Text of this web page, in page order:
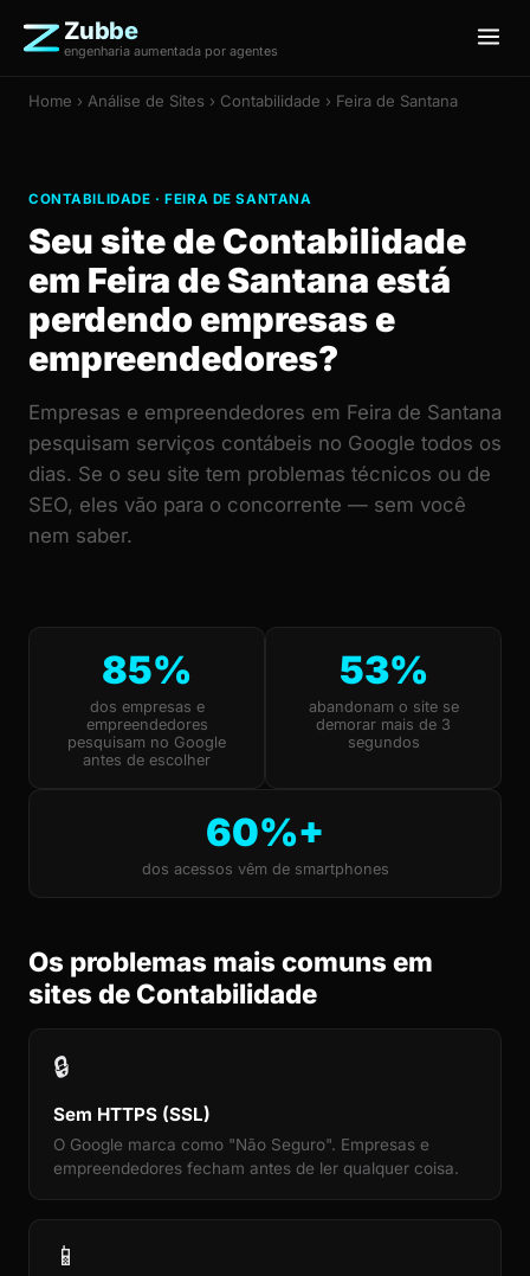
Zubbe
engenharia aumentada por agentes
Home › Análise de Sites › Contabilidade › Feira de Santana
CONTABILIDADE · FEIRA DE SANTANA
Seu site de Contabilidade
em Feira de Santana está
perdendo empresas e
empreendedores?
Empresas e empreendedores em Feira de Santana
pesquisam serviços contábeis no Google todos os
dias. Se o seu site tem problemas técnicos ou de
SEO, eles vão para o concorrente — sem você
nem saber.
85%
dos empresas e
empreendedores
pesquisam no Google
antes de escolher
53%
abandonam o site se
demorar mais de 3
segundos
60%+
dos acessos vêm de smartphones
Os problemas mais comuns em
sites de Contabilidade
🔒
Sem HTTPS (SSL)
O Google marca como "Não Seguro". Empresas e
empreendedores fecham antes de ler qualquer coisa.
📱